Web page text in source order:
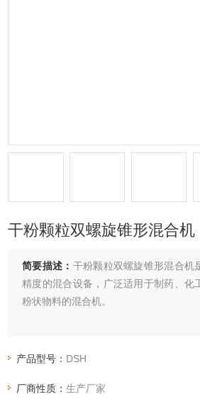
干粉颗粒双螺旋锥形混合机
简要描述： 干粉颗粒双螺旋锥形混合机
精度的混合设备，广泛适用于制药、化
粉状物料的混合机。
产品型号： DSH
厂商性质：生产厂家